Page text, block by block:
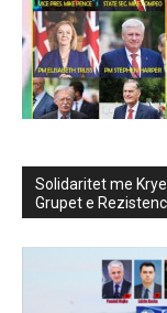
Solidaritet me
Grupet e